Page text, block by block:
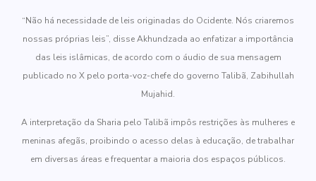
“Não há necessidade de leis originadas do Ocidente. Nós criaremos
nossas próprias leis”, disse Akhundzada ao enfatizar a importância
das leis islâmicas, de acordo com o áudio de sua mensagem
publicado no X pelo porta-voz-chefe do governo Talibã, Zabihullah
Mujahid.
A interpretação da Sharia pelo Talibã impôs restrições às mulheres e
meninas afegãs, proibindo o acesso delas à educação, de trabalhar
em diversas áreas e frequentar a maioria dos espaços públicos.